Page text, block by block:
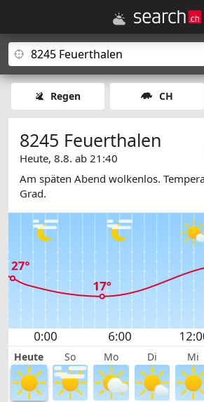
Regen CH
8245 Feuerthalen
Heute, 8.8. ab 21:40
Am späten Abend wolkenlos.
Grad.
Heute So Mo Di Mi